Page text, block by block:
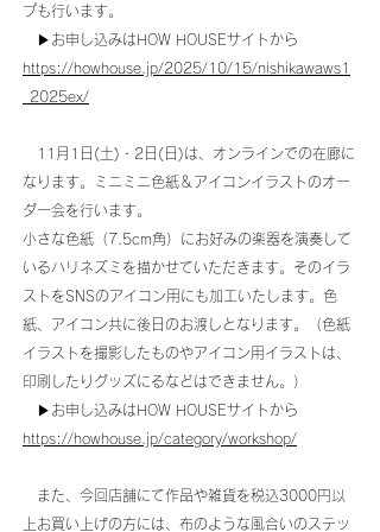
プも行います。
▶︎お申し込みはHOW HOUSEサイトから
https://howhouse.jp/2025/10/15/nishikawaws1
_2025ex/
11月1日(土)・2日(日)は、オンラインでの在廊に
なります。ミニミニ色紙＆アイコンイラストのオー
ダー会を行います。
小さな色紙（7.5cm角）にお好みの楽器を演奏して
いるハリネズミを描かせていただきます。そのイラ
ストをSNSのアイコン用にも加工いたします。色
紙、アイコン共に後日のお渡しとなります。（色紙
イラストを撮影したものやアイコン用イラストは、
印刷したりグッズにるなどはできません。）
▶︎お申し込みはHOW HOUSEサイトから
https://howhouse.jp/category/workshop/
また、今回店舗にて作品や雑貨を税込3000円以
上お買い上げの方には、布のような風合いのステッ